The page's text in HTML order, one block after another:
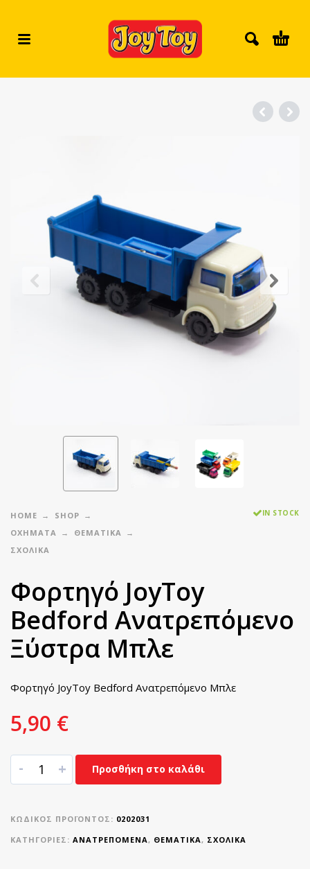
HOME
SHOP
ΟΧΗΜΑΤΑ
ΘΕΜΑΤΙΚΑ
ΣΧΟΛΙΚΆ
IN STOCK
Φορτηγό JoyToy
Bedford Ανατρεπόμενο
Ξύστρα Μπλε
Φορτηγό JoyToy Bedford Ανατρεπόμενο Μπλε
5,90 €
- + Προσθήκη στο καλάθι
ΚΩΔΙΚΌΣ ΠΡΟΪΌΝΤΟΣ: 0202031
ΚΑΤΗΓΟΡΊΕΣ: ΑΝΑΤΡΕΠΟΜΕΝΑ, ΘΕΜΑΤΙΚΑ, ΣΧΟΛΙΚΆ